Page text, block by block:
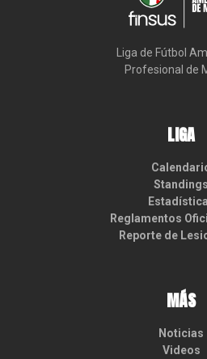
Liga de Fútbol
Profesional de
LIGA
Standings
Reglamentos
Reporte de
MÁS
Noticias
Videos